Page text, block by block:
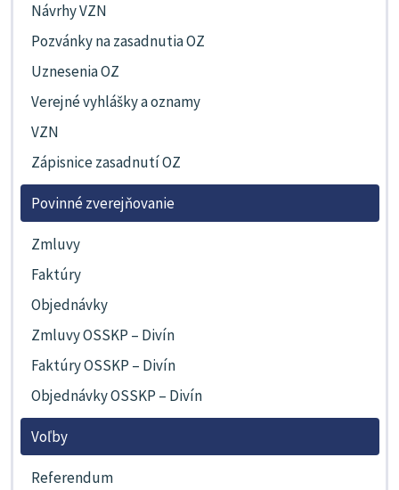
Návrhy VZN
Pozvánky na zasadnutia OZ
Uznesenia OZ
Verejné vyhlášky a oznamy
VZN
Zápisnice zasadnutí OZ
Povinné zverejňovanie
Zmluvy
Faktúry
Objednávky
Zmluvy OSSKP – Divín
Faktúry OSSKP – Divín
Objednávky OSSKP – Divín
Voľby
Referendum